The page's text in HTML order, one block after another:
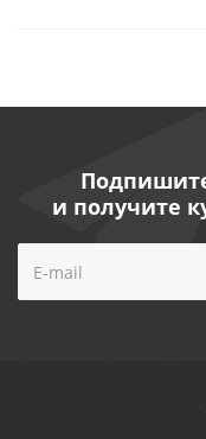
и получите